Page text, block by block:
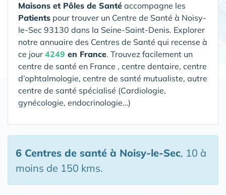
Maisons et Pôles de Santé accompagne les
Patients pour trouver un Centre de Santé à Noisy-
le-Sec 93130 dans la Seine-Saint-Denis. Explorer
notre annuaire des Centres de Santé qui recense à
ce jour 4249 en France. Trouvez facilement un
centre de santé en France , centre dentaire, centre
d’ophtalmologie, centre de santé mutualiste, autre
centre de santé spécialisé (Cardiologie,
gynécologie, endocrinologie…)
6 Centres de santé à Noisy-le-Sec, 10 à
moins de 150 kms.